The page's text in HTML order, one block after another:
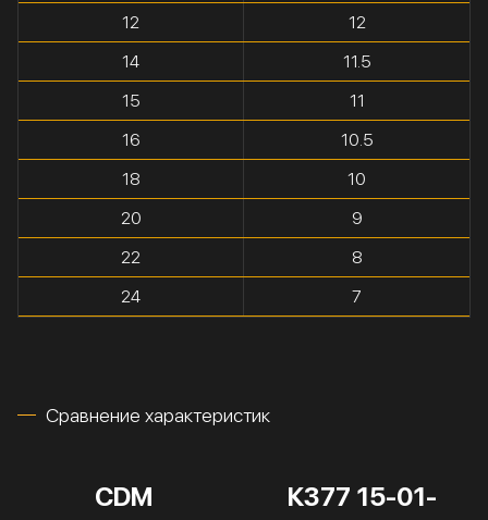
12
12
14
11.5
15
11
16
10.5
18
10
20
9
22
8
24
7
Сравнение характеристик
CDM
К377 15-01-